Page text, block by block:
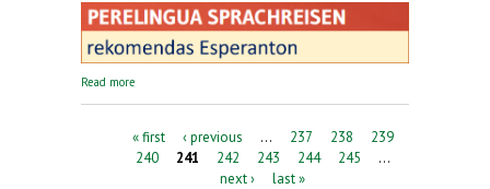
Read more
Pages« first ‹ previous … 237 238
239
240
241 242 243 244 245
…
next ›
last »